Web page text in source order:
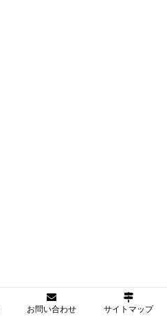
お問い合わせ サイトマップ